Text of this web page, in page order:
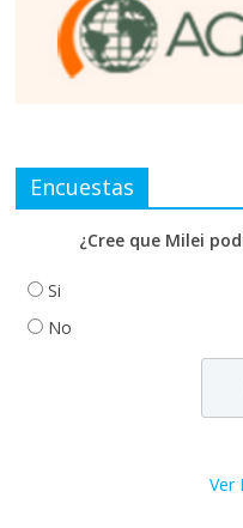
Encuestas
¿Cree que Milei
Si
No
Ver